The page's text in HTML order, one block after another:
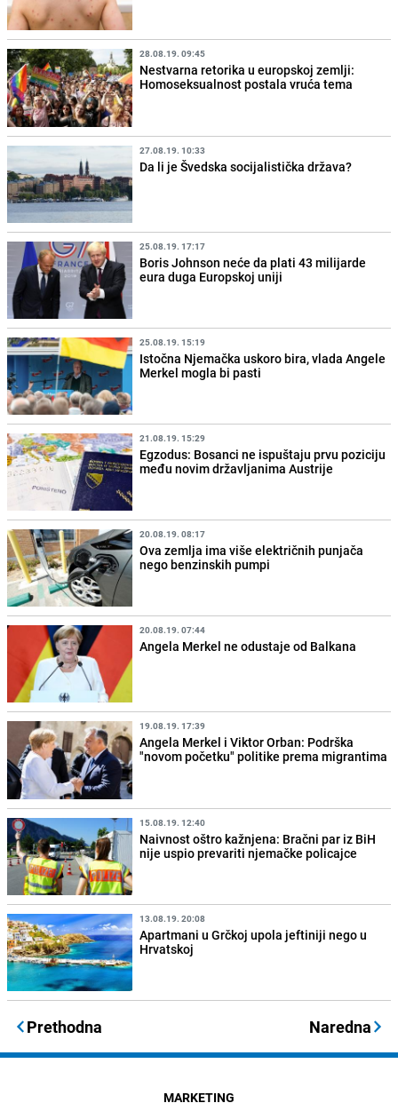
28.08.19. 09:45
Nestvarna retorika u europskoj zemlji:
Homoseksualnost postala vruća tema
27.08.19. 10:33
Da li je Švedska socijalistička država?
25.08.19. 17:17
Boris Johnson neće da plati 43 milijarde
eura duga Europskoj uniji
25.08.19. 15:19
Istočna Njemačka uskoro bira, vlada Angele
Merkel mogla bi pasti
21.08.19. 15:29
Egzodus: Bosanci ne ispuštaju prvu poziciju
među novim državljanima Austrije
20.08.19. 08:17
Ova zemlja ima više električnih punjača
nego benzinskih pumpi
20.08.19. 07:44
Angela Merkel ne odustaje od Balkana
19.08.19. 17:39
Angela Merkel i Viktor Orban: Podrška
"novom početku" politike prema migrantima
15.08.19. 12:40
Naivnost oštro kažnjena: Bračni par iz BiH
nije uspio prevariti njemačke policajce
13.08.19. 20:08
Apartmani u Grčkoj upola jeftiniji nego u
Hrvatskoj
Prethodna Naredna
MARKETING